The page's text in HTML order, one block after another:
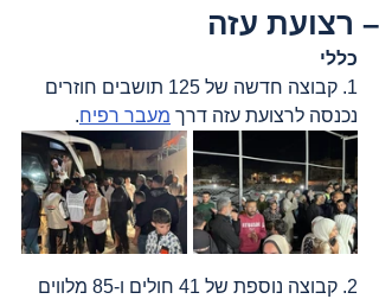
– רצועת עזה
כללי
1. קבוצה חדשה של 125 תושבים חוזרים
נכנסה לרצועת עזה דרך מעבר רפיח.
2. קבוצה נוספת של 41 חולים ו-85 מלווים